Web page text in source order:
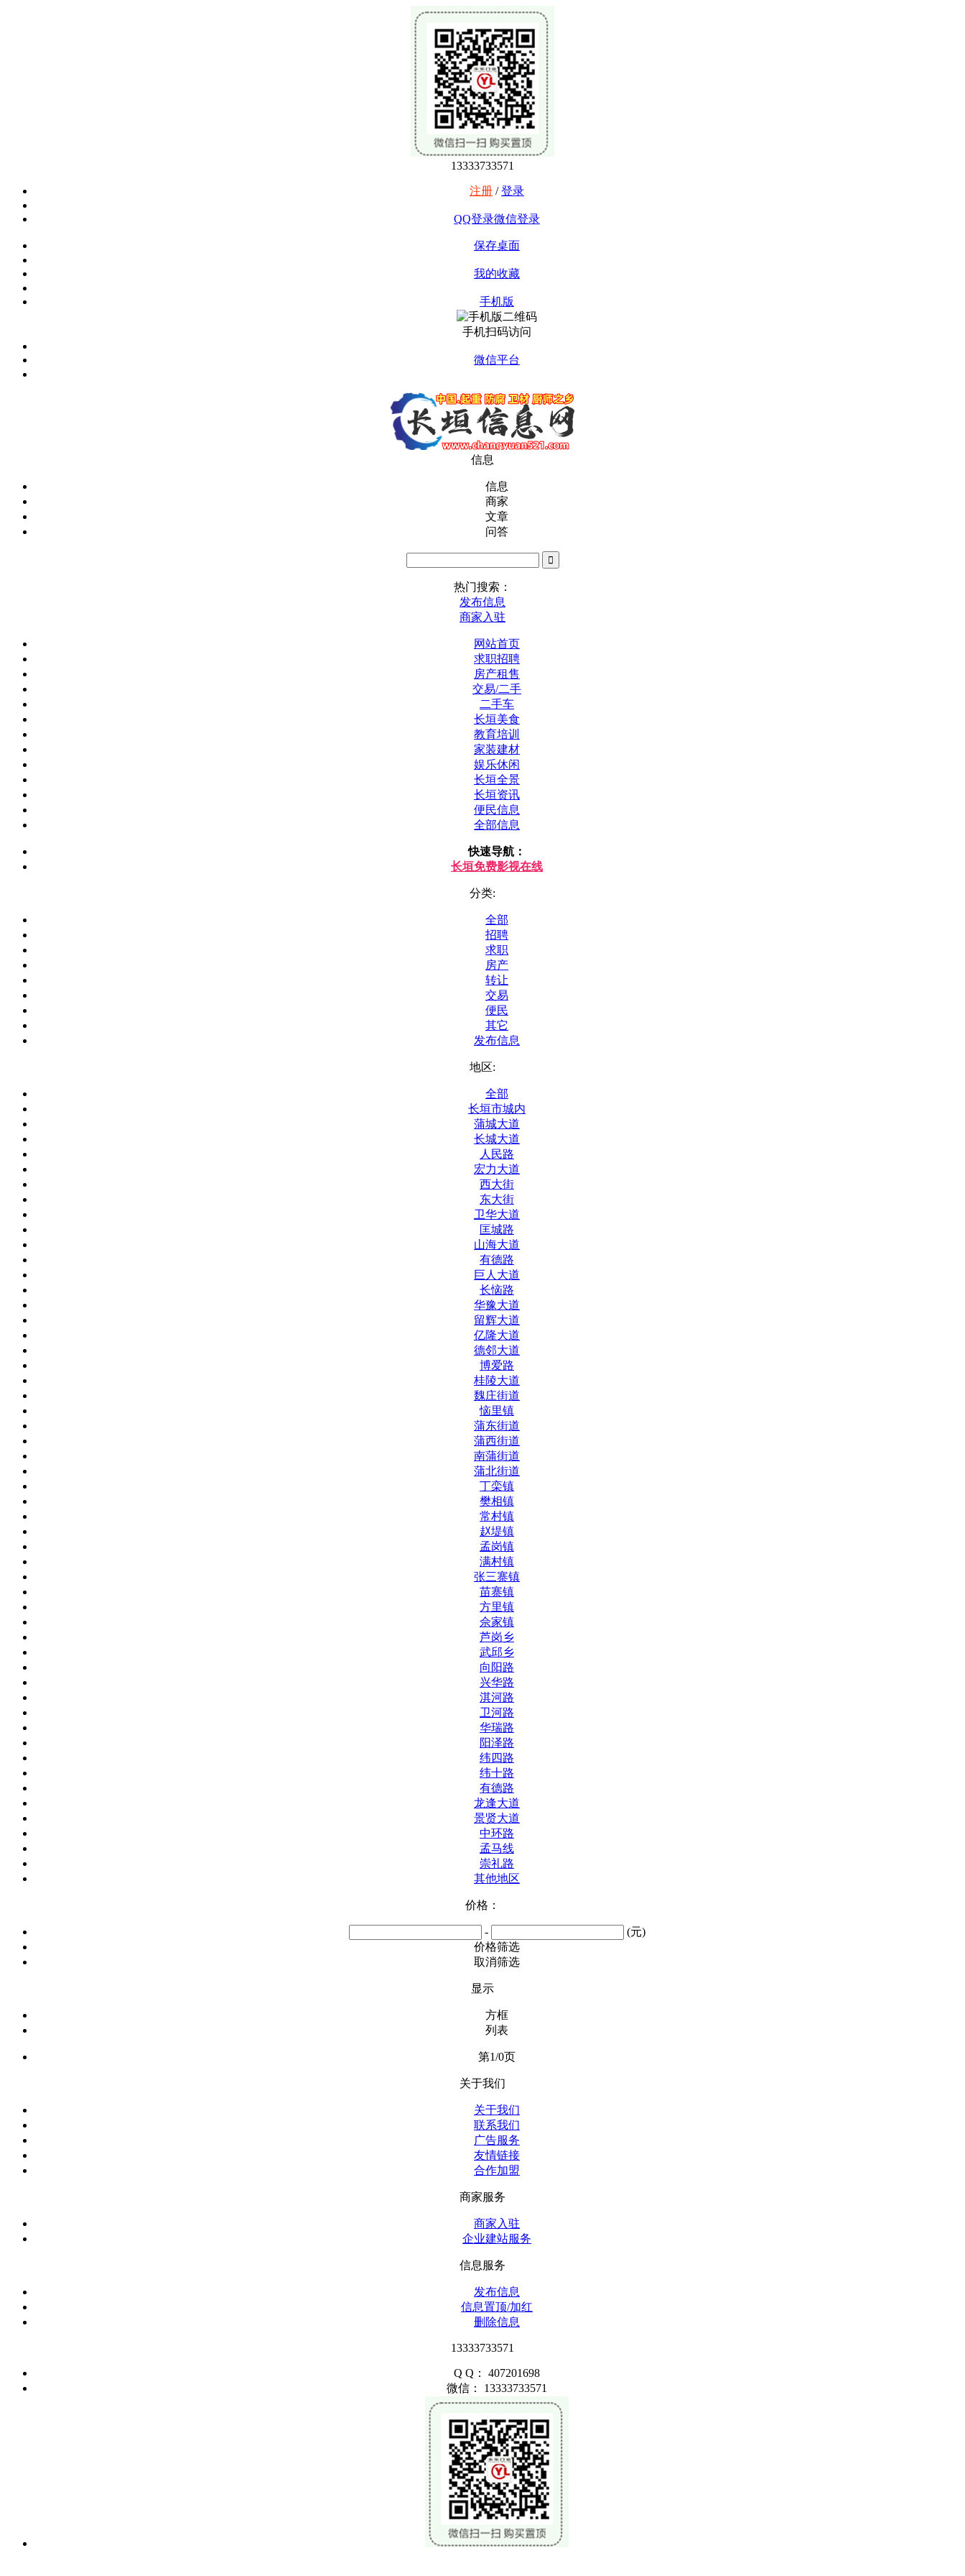
13333733571
注册 /登录
QQ登录微信登录
保存桌面
我的收藏
手机版
手机扫码访问
微信平台
信息
信息
商家
文章
问答
热门搜索：
发布信息
商家入驻
网站首页
求职招聘
房产租售
交易/二手
二手车
长垣美食
教育培训
家装建材
娱乐休闲
长垣全景
长垣资讯
便民信息
全部信息
快速导航：
长垣免费影视在线
分类:
全部
招聘
求职
房产
转让
交易
便民
其它
发布信息
地区:
全部
长垣市城内
蒲城大道
长城大道
人民路
宏力大道
西大街
东大街
卫华大道
匡城路
山海大道
有德路
巨人大道
长恼路
华豫大道
留辉大道
亿隆大道
德邻大道
博爱路
桂陵大道
魏庄街道
恼里镇
蒲东街道
蒲西街道
南蒲街道
蒲北街道
丁栾镇
樊相镇
常村镇
赵堤镇
孟岗镇
满村镇
张三寨镇
苗寨镇
方里镇
佘家镇
芦岗乡
武邱乡
向阳路
兴华路
淇河路
卫河路
华瑞路
阳泽路
纬四路
纬十路
有德路
龙逢大道
景贤大道
中环路
孟马线
崇礼路
其他地区
价格：
-
(元)
价格筛选
取消筛选
显示
方框
列表
第1/0页
关于我们
关于我们
联系我们
广告服务
友情链接
合作加盟
商家服务
商家入驻
企业建站服务
信息服务
发布信息
信息置顶/加红
删除信息
13333733571
Q Q： 407201698
微信： 13333733571